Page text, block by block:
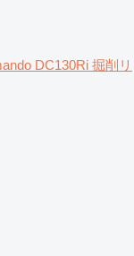
DC130Ri 掘削リ